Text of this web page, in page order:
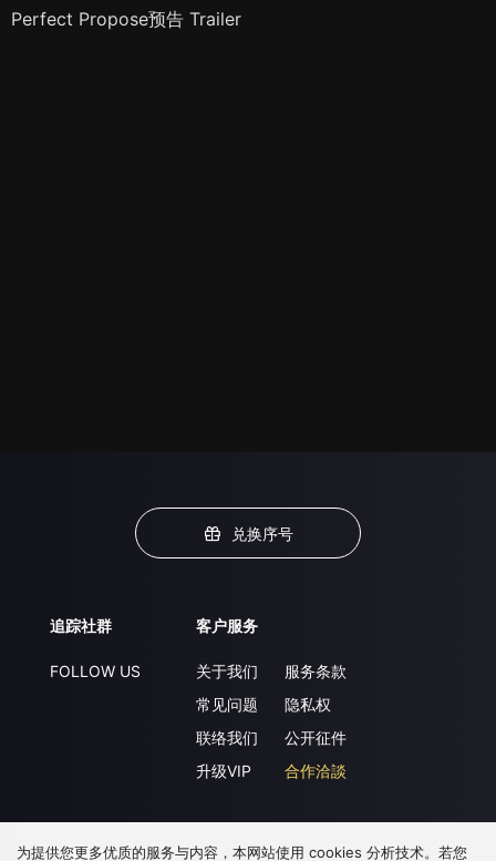
Perfect Propose预告 Trailer
兑换序号
追踪社群
FOLLOW US
客户服务
关于我们
常见问题
联络我们
升级VIP
服务条款
隐私权
公开征件
合作洽談
下载 APP
为提供您更多优质的服务与内容，本网站使用 cookies 分析技术。若您